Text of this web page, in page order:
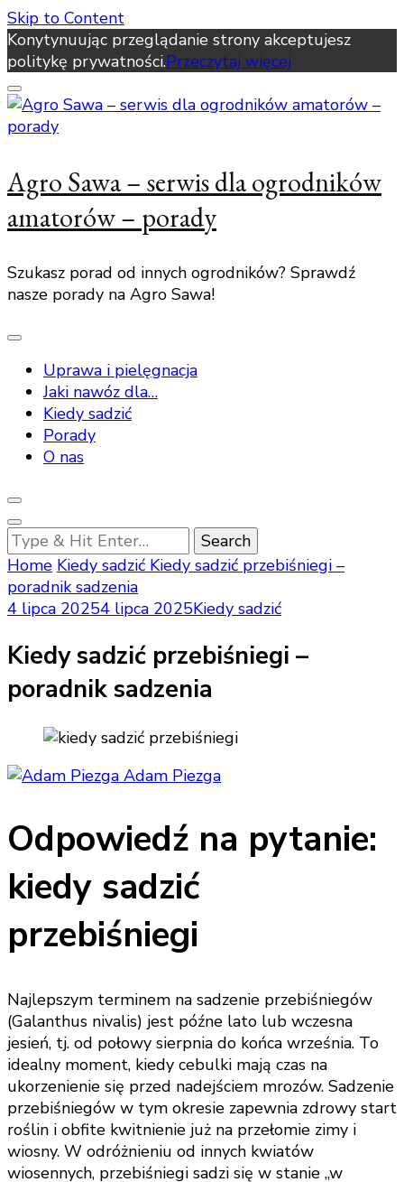
Skip to Content
Konytynuując przeglądanie strony akceptujesz
politykę prywatności.Przeczytaj więcej
Agro Sawa – serwis dla ogrodników
amatorów – porady
Szukasz porad od innych ogrodników? Sprawdź
nasze porady na Agro Sawa!
Uprawa i pielęgnacja
Jaki nawóz dla…
Kiedy sadzić
Porady
O nas
Looking
for
Something?
Home Kiedy sadzić Kiedy sadzić przebiśniegi –
poradnik sadzenia
4 lipca 20254 lipca 2025Kiedy sadzić
Kiedy sadzić przebiśniegi –
poradnik sadzenia
Adam Piezga
Odpowiedź na pytanie:
kiedy sadzić
przebiśniegi
Najlepszym terminem na sadzenie przebiśniegów
(Galanthus nivalis) jest późne lato lub wczesna
jesień, tj. od połowy sierpnia do końca września. To
idealny moment, kiedy cebulki mają czas na
ukorzenienie się przed nadejściem mrozów. Sadzenie
przebiśniegów w tym okresie zapewnia zdrowy start
roślin i obfite kwitnienie już na przełomie zimy i
wiosny. W odróżnieniu od innych kwiatów
wiosennych, przebiśniegi sadzi się w stanie „w